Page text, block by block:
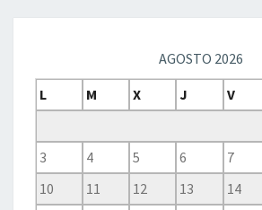
AGOSTO 2026
L
M X J V
3
4 5 6 7
10
11 12 13 14